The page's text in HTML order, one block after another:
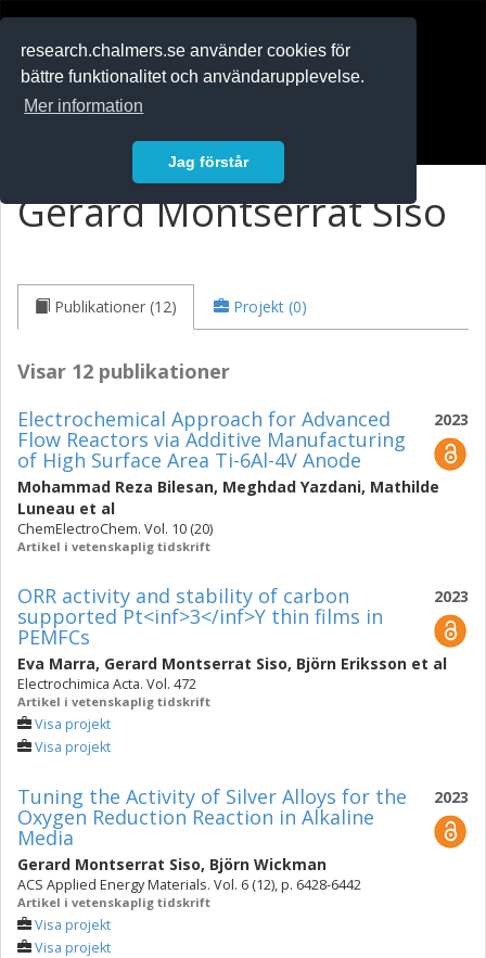
research.chalmers.se använder cookies för
bättre funktionalitet och användarupplevelse.
Mer information
Jag förstår
Gerard Montserrat Siso
Publikationer (12) Projekt (0)
Visar 12 publikationer
2023
Electrochemical Approach for Advanced
Flow Reactors via Additive Manufacturing
of High Surface Area Ti-6Al-4V Anode
Mohammad Reza Bilesan, Meghdad Yazdani, Mathilde
Luneau et al
ChemElectroChem. Vol. 10 (20)
Artikel i vetenskaplig tidskrift
2023
ORR activity and stability of carbon
supported Pt<inf>3</inf>Y thin films in
PEMFCs
Eva Marra, Gerard Montserrat Siso, Björn Eriksson et al
Electrochimica Acta. Vol. 472
Artikel i vetenskaplig tidskrift
Visa projekt
Visa projekt
2023
Tuning the Activity of Silver Alloys for the
Oxygen Reduction Reaction in Alkaline
Media
Gerard Montserrat Siso, Björn Wickman
ACS Applied Energy Materials. Vol. 6 (12), p. 6428-6442
Artikel i vetenskaplig tidskrift
Visa projekt
Visa projekt